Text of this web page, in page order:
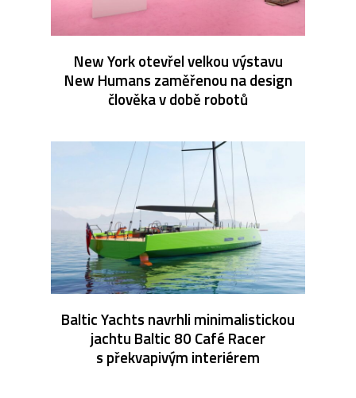
New York otevřel velkou výstavu
New Humans zaměřenou na design
člověka v době robotů
Baltic Yachts navrhli minimalistickou
jachtu Baltic 80 Café Racer
s překvapivým interiérem